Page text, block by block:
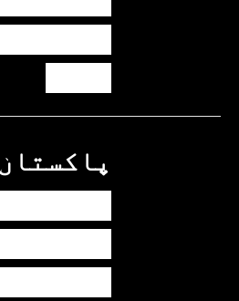
پاکستان